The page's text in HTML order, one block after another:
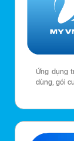
Ứng dụng
dùng, gói